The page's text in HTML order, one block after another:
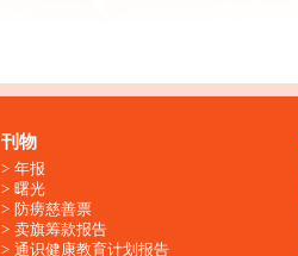
刊物
年报
曙光
防痨慈善票
卖旗筹款报告
通识健康教育计划报告